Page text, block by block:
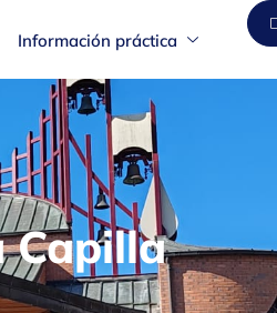
Información práctica
Capilla